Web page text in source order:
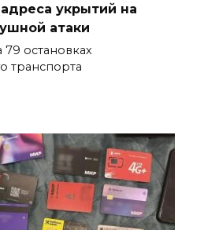
укрытий на
атаки
79 остановках
транспорта